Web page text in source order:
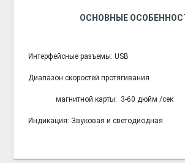
ОСНОВНЫЕ
Интерфейсные разъемы: USB
Диапазон скоростей протягивания
магнитной карты: 3-60 дюйм /сек
Индикация: Звуковая и светодиодная